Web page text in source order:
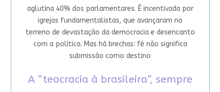
aglutina 40% dos parlamentares. É incentivada por
igrejas fundamentalistas, que avançaram no
terreno de devastação da democracia e desencanto
com a política. Mas há brechas: fé não significa
submissão como destino
A “teocracia à brasileira”, sempre